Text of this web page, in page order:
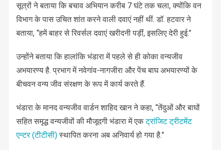
सूत्रों ने बताया कि बचाव अभियान करीब 7 घंटे तक चला, क्योंकि वन
विभाग के पास उचित शांत करने वाली दवाएं नहीं थीं. डॉ. हटवार ने
बताया, “हमें बाहर से रिवर्सल दवाएं खरीदनी पड़ीं, इसलिए देरी हुई.”
उन्होंने बताया कि हालांकि भंडारा में पहले से ही कोका वन्यजीव
अभयारण्य है. प्रभाग में नवेगांव-नागजीरा और पेंच बाघ अभयारण्यों के
बीचवन वन्य जीव संरक्षण के रूप में कार्य करते हैं.
भंडारा के मानद वन्यजीव वार्डन शाहिद खान ने कहा, “तेंदुओं और बाघों
सहित समृद्ध वन्यजीवों की मौजूदगी भंडारा में एकट्रांजिट ट्रीटमेंट
एन्टर (टीटीसी)स्थापित करना अब अनिवार्य हो गया है.”